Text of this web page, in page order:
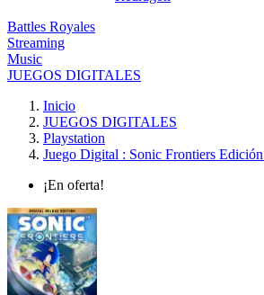
Battles Royales
Streaming
Music
JUEGOS DIGITALES
Inicio
JUEGOS DIGITALES
Playstation
Juego Digital : Sonic Frontiers
¡En oferta!